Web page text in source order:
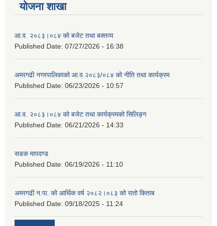
योजना शाखा
आ.व. २०८३।०८४ को बजेट तथा बक्तव्य
Published Date: 07/27/2026 - 16:38
अमरगढी नगरपालिकाको आ.व.२०८३/०८४ को नीति तथा कार्यक्रम
Published Date: 06/23/2026 - 10:57
आ.व. २०८३।०८४ को बजेट तथा कार्यक्रमको सिलिङ्ग
Published Date: 06/21/2026 - 14:33
सडक मापदण्ड
Published Date: 06/19/2026 - 11:10
अमरगढी न.पा. को आर्थिक वर्ष २०८२।०८३ को रातो किताब
Published Date: 09/18/2025 - 11:24